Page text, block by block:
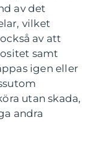
av det
vilket
av att
samt
igen eller
utan skada,
andra